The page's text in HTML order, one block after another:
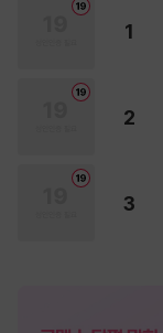
1
2
3